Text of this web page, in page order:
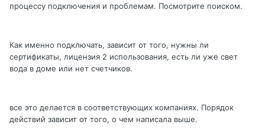
процессу подключения и проблемам. Посмотрите поиском.
Как именно подключать, зависит от того, нужны ли
сертификаты, лицензия 2 использования, есть ли уже свет
вода в доме или нет счетчиков.
все это делается в соответствующих компаниях. Порядок
действий зависит от того, о чем написала выше.